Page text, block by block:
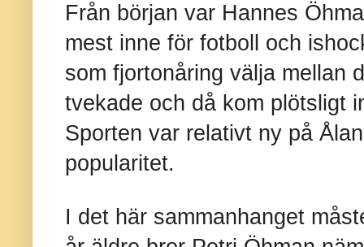
Från början var Hannes
mest inne för fotboll och
som fjortonåring välja mellan
tvekade och då kom plötsligt
Sporten var relativt ny på
popularitet.
I det här sammanhanget